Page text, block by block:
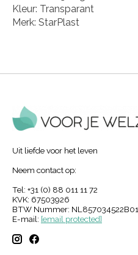
Kleur: Transparant
Merk: StarPlast
Uit liefde voor het leven
Neem contact op:
Tel: +31 (0) 88 011 11 72
KVK: 67503926
BTW Nummer: NL857034522B01
E-mail: [email protected]